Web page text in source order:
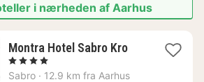
i nærheden af Aarhus
Montra Hotel Sabro Kro1
fra
, 4 Stjerner
Sabro · 12.9 km fra Aarhus